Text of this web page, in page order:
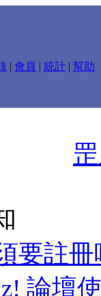
| 會員 | 統計 | 幫助
要註冊
論壇